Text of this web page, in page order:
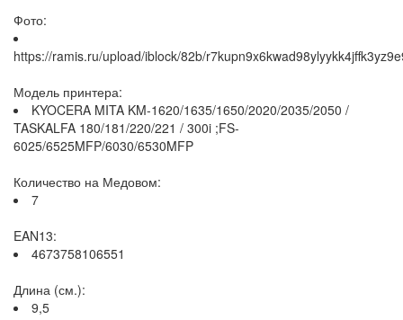
Фото:
https://ramis.ru/upload/iblock/82b/
Модель принтера:
KYOCERA MITA KM-1620/1635/1650/2020/2035/2050 /
TASKALFA 180/181/220/221 / 300i ;FS-
6025/6525MFP/6030/6530MFP
Количество на Медовом:
7
EAN13:
4673758106551
Длина (см.):
9,5